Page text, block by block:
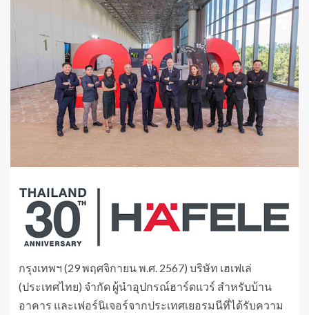
กรุงเทพฯ (29 พฤศจิกายน พ.ศ. 2567) บริษัท เฮเฟเล่
(ประเทศไทย) จำกัด ผู้นำอุปกรณ์ฮาร์ดแวร์ สำหรับบ้าน
อาคาร และเฟอร์นิเจอร์จากประเทศเยอรมนีที่ได้รับความ